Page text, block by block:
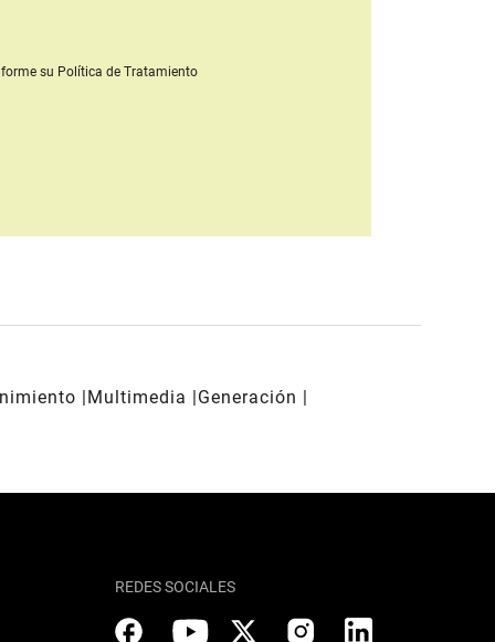
su Política de Tratamiento
Multimedia
Generación
REDES SOCIALES